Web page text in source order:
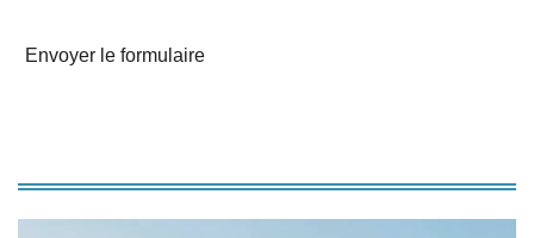
Envoyer le formulaire